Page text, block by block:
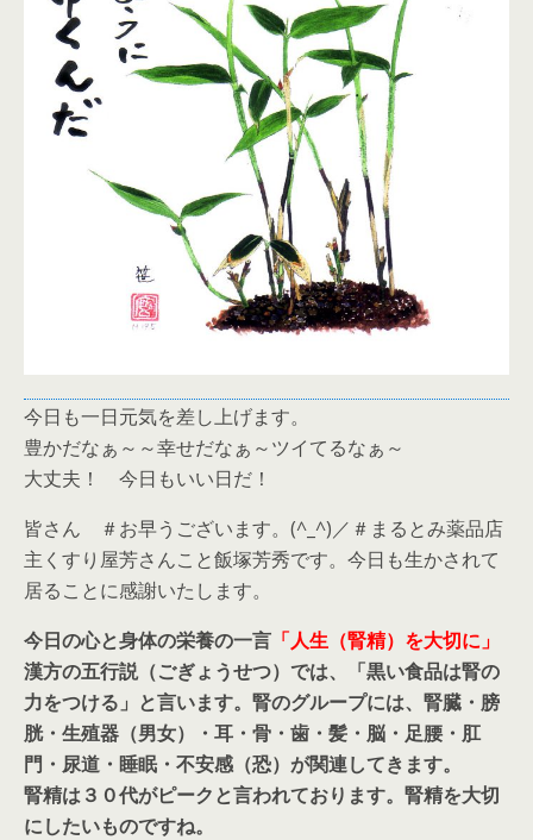
今日も一日元気を差し上げます。
豊かだなぁ～～幸せだなぁ～ツイてるなぁ～
大丈夫！ 今日もいい日だ！
皆さん ＃お早うございます。(^_^)／＃まるとみ薬品店
主くすり屋芳さんこと飯塚芳秀です。今日も生かされて
居ることに感謝いたします。
今日の心と身体の栄養の一言 「人生（腎精）を大切に」
漢方の五行説（ごぎょうせつ）では、「黒い食品は腎の
力をつける」と言います。腎のグループには、腎臓・膀
胱・生殖器（男女）・耳・骨・歯・髪・脳・足腰・肛
門・尿道・睡眠・不安感（恐）が関連してきます。
腎精は３０代がピークと言われております。腎精を大切
にしたいものですね。